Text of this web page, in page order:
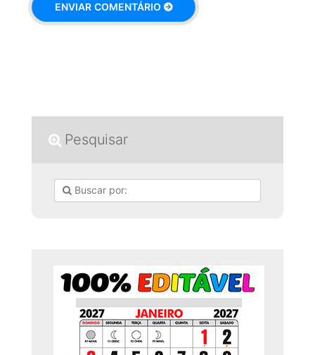
Pesquisar